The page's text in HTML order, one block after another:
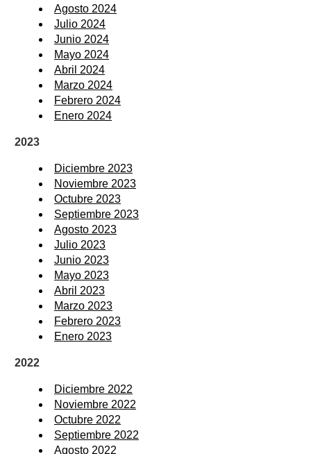
Agosto 2024
Julio 2024
Junio 2024
Mayo 2024
Abril 2024
Marzo 2024
Febrero 2024
Enero 2024
2023
Diciembre 2023
Noviembre 2023
Octubre 2023
Septiembre 2023
Agosto 2023
Julio 2023
Junio 2023
Mayo 2023
Abril 2023
Marzo 2023
Febrero 2023
Enero 2023
2022
Diciembre 2022
Noviembre 2022
Octubre 2022
Septiembre 2022
Agosto 2022